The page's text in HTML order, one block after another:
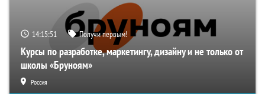
14:15:50 Получи первым!
Курсы по разработке, маркетингу, дизайну и не только от
школы «Бруноям»
Россия